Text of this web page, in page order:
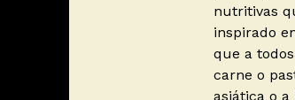
nutritivas
inspirado
que a
carne o
asiática o